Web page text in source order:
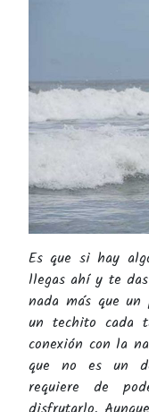
Es que si hay
llegas ahí y te
nada más que
un techito cada
conexión con la
que no es un
requiere de